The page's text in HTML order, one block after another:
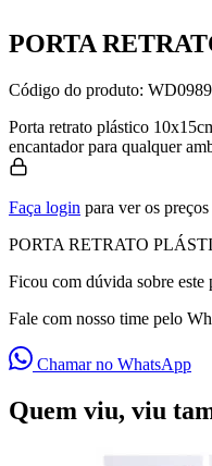
PORTA
Código do produto:
Porta retrato plástico
encantador para qualquer
Faça login para ver os
PORTA RETRATO
Ficou com dúvida sobre este
Fale com nosso time pelo
Chamar no WhatsApp
Quem viu, viu